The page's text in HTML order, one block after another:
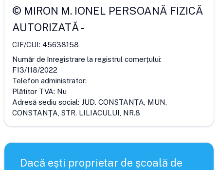
© MIRON M. IONEL PERSOANĂ FIZICĂ
AUTORIZATĂ-
CIF/CUI: 45638158
Număr de înregistrare la registrul comerțului:
F13/118/2022
Telefon administrator:
Plătitor TVA: Nu
Adresă sediu social: JUD. CONSTANŢA, MUN.
CONSTANŢA, STR. LILIACULUI, NR.8
Dacă ești proprietar de școală de